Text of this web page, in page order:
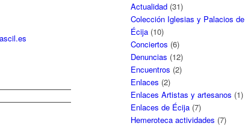
Actualidad (31)
Colección Iglesias y Palacios de
Écija (10)
Conciertos (6)
Denuncias (12)
Encuentros (2)
Enlaces (2)
Enlaces Artistas y artesanos (1)
Enlaces de Écija (7)
Hemeroteca actividades (7)